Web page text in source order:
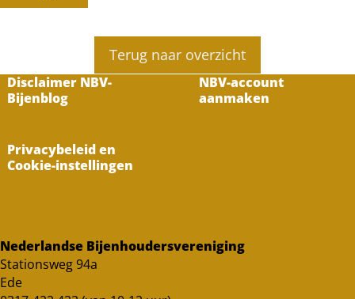
Terug naar overzicht
Disclaimer NBV-
Bijenblog
NBV-account
aanmaken
Privacybeleid en
Cookie-instellingen
Nederlandse Bijenhoudersvereniging
Stationsweg 94a
Ede